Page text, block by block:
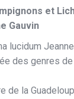
et
Gauvin
lucidum
des genres
de la